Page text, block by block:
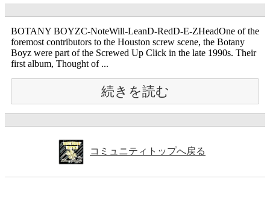
BOTANY BOYZC-NoteWill-LeanD-RedD-E-ZHeadOne of the
foremost contributors to the Houston screw scene, the Botany
Boyz were part of the Screwed Up Click in the late 1990s. Their
first album, Thought of ...
続きを読む
コミュニティトップへ戻る